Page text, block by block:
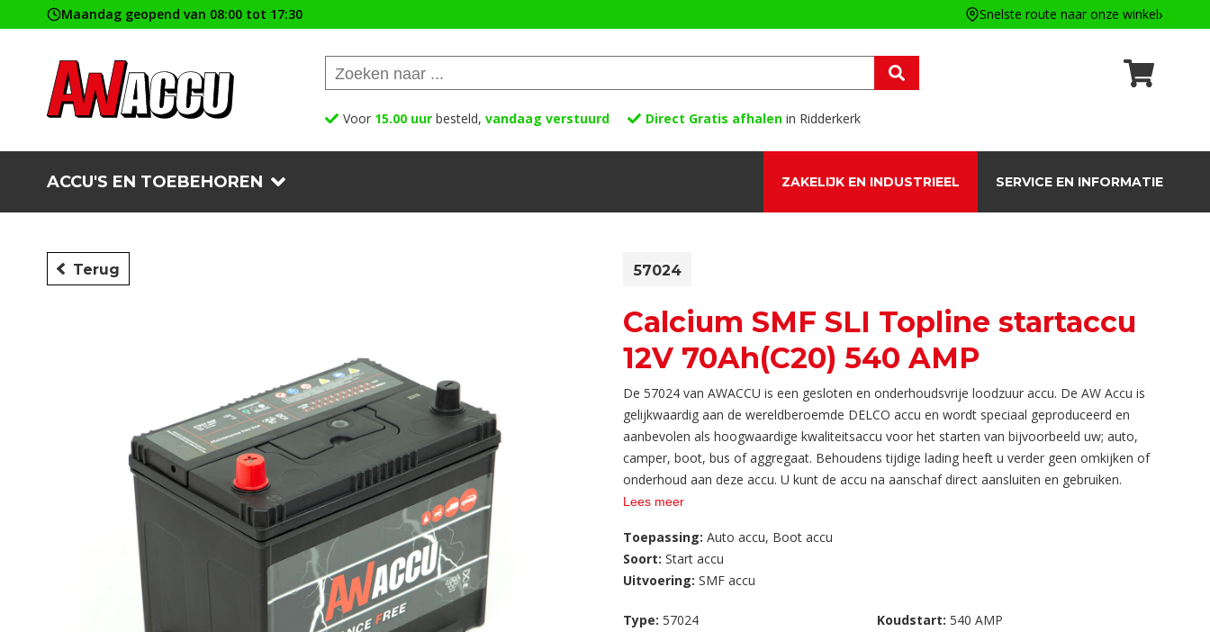
Maandag geopend van 08:00 tot 17:30 Snelste route naar onze winkel
Voor 15.00 uur besteld,vandaag verstuurd Direct Gratis afhalen in Ridderkerk
ACCU'S EN TOEBEHOREN ZAKELIJK EN INDUSTRIEEL SERVICE EN INFORMATIE
Terug 57024
Calcium SMF SLI Topline startaccu
12V 70Ah(C20) 540 AMP
De 57024 van AWACCU is een gesloten en onderhoudsvrije loodzuur accu. De AW Accu is
gelijkwaardig aan de wereldberoemde DELCO accu en wordt speciaal geproduceerd en
aanbevolen als hoogwaardige kwaliteitsaccu voor het starten van bijvoorbeeld uw; auto,
camper, boot, bus of aggregaat. Behoudens tijdige lading heeft u verder geen omkijken of
onderhoud aan deze accu. U kunt de accu na aanschaf direct aansluiten en gebruiken.
toepassingen. Omdat wij de accu’s rechtstreeks importeren van de diverse gerenommeerde
fabrikanten, kunnen wij u de accu’s onder ons eigen AWACCU private label tegen zeer
scherpe fabrieksprijzen aanbieden. Bovendien staan wij voor onze kwaliteit en service en
Lees meer
Toepassing: Auto accu, Boot accu
Soort: Start accu
Uitvoering: SMF accu
Type: 57024
Koudstart: 540 AMP